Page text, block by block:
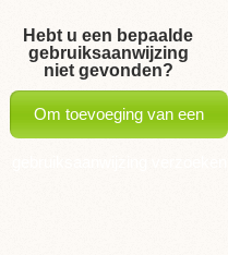
Hebt u een bepaalde
gebruiksaanwijzing
niet gevonden?
Om toevoeging van een